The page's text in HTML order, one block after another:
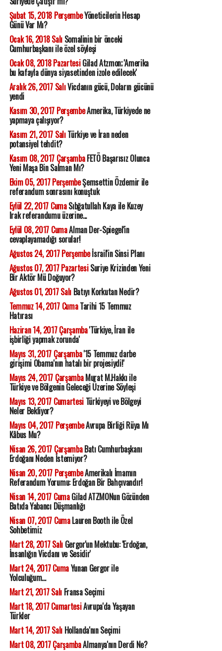
Şubat 15, 2018 PerşembeYöneticilerin Hesap
Günü Var Mı?
Ocak 16, 2018 SalıSomalinin bir önceki
Cumhurbaşkanı ile özel söyleşi
Ocak 08, 2018 PazartesiGilad Atzmon; 'Amerika
bu kafayla dünya siyasetinden izole edilecek'
Aralık 26, 2017 SalıVicdanın gücü, Doların gücünü
yendi
Kasım 30, 2017 PerşembeAmerika, Türkiyede ne
yapmaya çalışıyor?
Kasım 21, 2017 SalıTürkiye ve İran neden
potansiyel tehdit?
Kasım 08, 2017 ÇarşambaFETÖ Başarısız Olunca
Yeni Maşa Bin Salman Mı?
Ekim 05, 2017 PerşembeŞemsettin Özdemir ile
referandum sonrasını konuştuk
Eylül 22, 2017 CumaSıbğatullah Kaya ile Kuzey
Irak referandumu üzerine...
Eylül 08, 2017 CumaAlman Der-Spiegel'in
cevaplayamadığı sorular!
Ağustos 24, 2017 Perşembeİsrail'in Sinsi Planı
Ağustos 07, 2017 PazartesiSuriye Krizinden Yeni
Bir Aktör Mü Doğuyor?
Ağustos 01, 2017 SalıBatıyı Korkutan Nedir?
Temmuz 14, 2017 CumaTarihi 15 Temmuz
Hatırası
Haziran 14, 2017 Çarşamba'Türkiye, İran ile
işbirliği yapmak zorunda'
Mayıs 31, 2017 Çarşamba'15 Temmuz darbe
girişimi Obama'nın hatalı bir projesiydi!'
Mayıs 24, 2017 ÇarşambaMurat M.Hakkı ile
Türkiye ve Bölgenin Geleceği Üzerine Söyleşi
Mayıs 13, 2017 CumartesiTürkiyeyi ve Bölgeyi
Neler Bekliyor?
Mayıs 04, 2017 PerşembeAvrupa Birliği Rüya Mı
Kâbus Mu?
Nisan 26, 2017 ÇarşambaBatı Cumhurbaşkanı
Erdoğanı Neden İstemiyor?
Nisan 20, 2017 PerşembeAmerikalı İmamın
Referandum Yorumu: Erdoğan Bir Bahçıvandır!
Nisan 14, 2017 CumaGilad ATZMONun Gözünden
Batıda Yabancı Düşmanlığı
Nisan 07, 2017 CumaLauren Booth ile Özel
Sohbetimiz
Mart 28, 2017 SalıGergor'un Mektubu: 'Erdoğan,
İnsanlığın Vicdanı ve Sesidir'
Mart 24, 2017 CumaYunan Gergor ile
Yolculuğum...
Mart 21, 2017 SalıFransa Seçimi
Mart 18, 2017 CumartesiAvrupa'da Yaşayan
Türkler
Mart 14, 2017 SalıHollanda'nın Seçimi
Mart 08, 2017 ÇarşambaAlmanya'nın Derdi Ne?